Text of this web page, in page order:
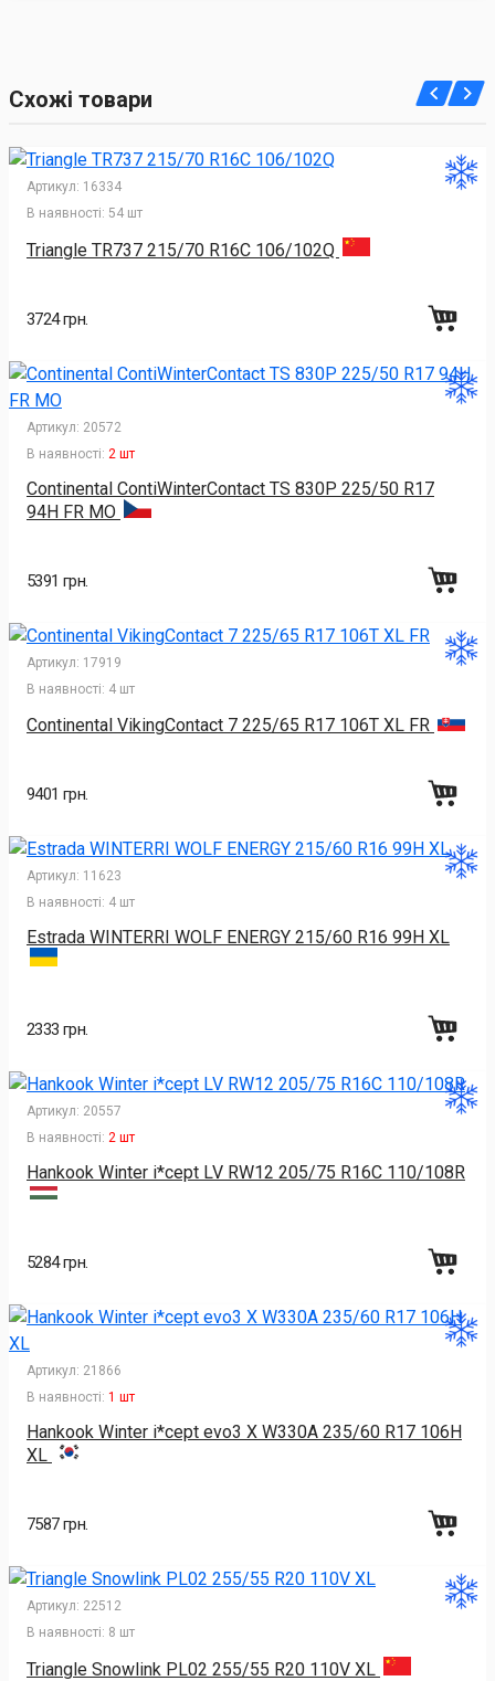
Схожі товари
Артикул: 16334
В наявності: 54 шт
Triangle TR737 215/70 R16C 106/102Q
3724 грн.
Артикул: 20572
В наявності: 2 шт
Continental ContiWinterContact TS 830P 225/50 R17
94H FR MO
5391 грн.
Артикул: 17919
В наявності: 4 шт
Continental VikingContact 7 225/65 R17 106T XL FR
9401 грн.
Артикул: 11623
В наявності: 4 шт
Estrada WINTERRI WOLF ENERGY 215/60 R16 99H XL
2333 грн.
Артикул: 20557
В наявності: 2 шт
Hankook Winter i*cept LV RW12 205/75 R16C 110/108R
5284 грн.
Артикул: 21866
В наявності: 1 шт
Hankook Winter i*cept evo3 X W330A 235/60 R17 106H
XL
7587 грн.
Артикул: 22512
В наявності: 8 шт
Triangle Snowlink PL02 255/55 R20 110V XL